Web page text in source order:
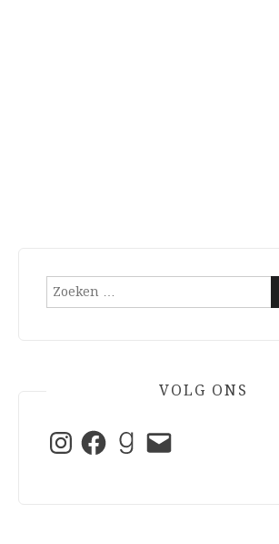
Zoeken
VOLG ONS
InstagramFacebookGoodreads
E-
mail